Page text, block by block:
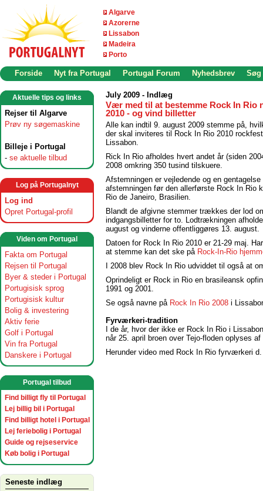
Algarve
Azorerne
Lissabon
Madeira
Porto
Forside Nyt fra Portugal Portugal Forum Nyhedsbrev Søg
Aktuelle tips og links
Rejser til Algarve
Prøv ny søgemaskine
Billeje i Portugal
- se aktuelle tilbud
Log på Portugalnyt
Log ind
Opret Portugal-profil
Viden om Portugal
Fakta om Portugal
Rejsen til Portugal
Byer & steder i Portugal
Portugisisk sprog
Portugisisk kultur
Bolig & investering
Aktiv ferie
Golf i Portugal
Vin fra Portugal
Danskere i Portugal
Portugal tilbud
Find billigt fly til Portugal
Lej billig bil i Portugal
Find billigt hotel i Portugal
Lej feriebolig i Portugal
Guide og rejseservice
Køb bolig i Portugal
Seneste indlæg
July 2009 - Indlæg
Vær med til at bestemme Rock In Rio
2010 - og vind billetter
Alle kan indtil 9. august 2009 stemme på,
der skal inviteres til Rock In Rio 2010
Lissabon.
Rick In Rio afholdes hvert andet år (siden
2008 omkring 350 tusind tilskuere.
Afstemningen er vejledende og en gentagelse
afstemningen før den allerførste Rock In Rio
Rio de Janeiro, Brasilien.
Blandt de afgivne stemmer trækkes der lod
indgangsbilletter for to. Lodtrækningen
august og vinderne offentliggøres 13. august.
Datoen for Rock In Rio 2010 er 21-29 maj.
at stemme kan det ske på Rock-In-Rio
I 2008 blev Rock In Rio udviddet til også at
Oprindeligt er Rock in Rio en brasileansk
1991 og 2001.
Se også navne på Rock In Rio 2008 i
Fyrværkeri-tradition
I de år, hvor der ikke er Rock In Rio i
når 25. april broen over Tejo-floden oplyses
Herunder video med Rock In Rio fyrværkeri